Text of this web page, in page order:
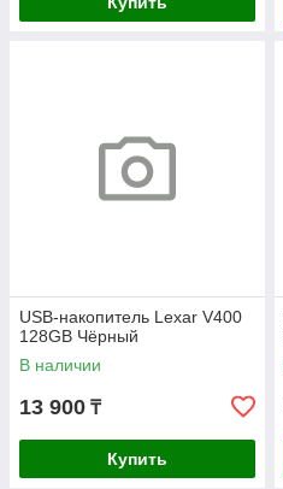
USB-накопитель Lexar V400
128GB Чёрный
В наличии
13 900 ₸
Купить